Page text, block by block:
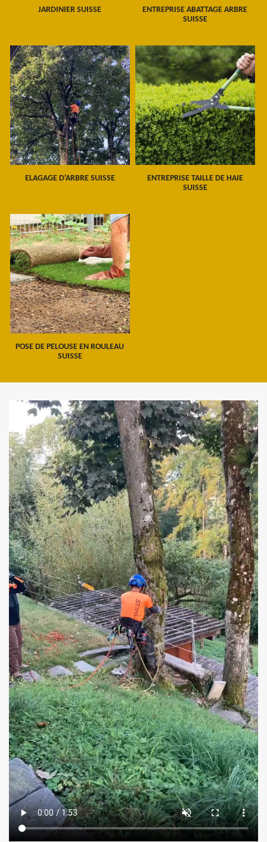
JARDINIER SUISSE
ENTREPRISE ABATTAGE ARBRE
SUISSE
ELAGAGE D'ARBRE SUISSE
ENTREPRISE TAILLE DE HAIE
SUISSE
POSE DE PELOUSE EN ROULEAU
SUISSE